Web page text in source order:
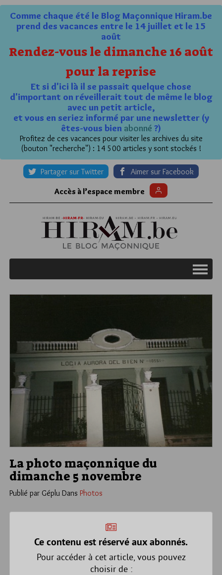
Comme chaque été le Blog Maçonnique Hiram.be
prend des vacances entre le 14 juillet et le 15
août
Rendez-vous le dimanche 16 août
pour la reprise
Et si d'ici là il se passait quelque chose
d'important on réveillerait tout de même le blog
avec un petit article,
et vous en seriez informé par une newsletter (y
êtes-vous bien abonné ?)
Profitez de ces vacances pour visiter les archives du site
(bouton "recherche") : 14 500 articles y sont stockés !
Partager sur Twitter Aimer sur Facebook
Accès à l’espace membre
La photo maçonnique du
dimanche 5 novembre
Publié par Géplu Dans Photos
Ce contenu est réservé aux abonnés.
Pour accéder à cet article, vous pouvez
choisir de :